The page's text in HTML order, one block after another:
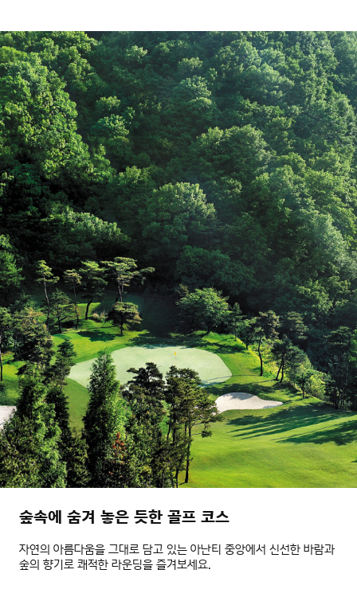
숲속에 숨겨 놓은 듯한 골프 코스
자연의 아름다움을 그대로 담고 있는 아난티 중앙에서 신선한 바람과
숲의 향기로 쾌적한 라운딩을 즐겨보세요.